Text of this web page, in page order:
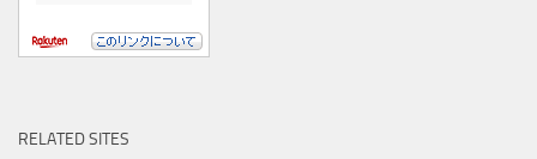
RELATED SITES